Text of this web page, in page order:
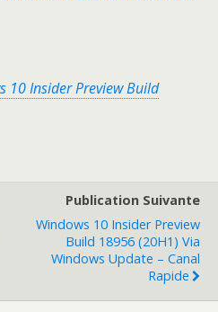
10 Insider Preview Build
Publication Suivante
Windows 10 Insider Preview
Build 18956 (20H1) Via
Windows Update – Canal
Rapide